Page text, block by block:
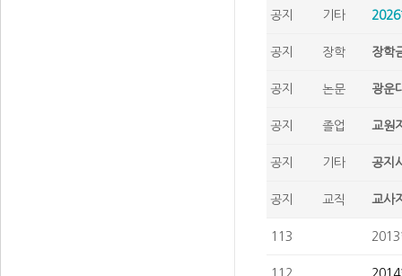
공지 기타 2026
공지 장학 장학
공지 논문 광운
공지 졸업 교원
공지 기타 공지
공지 교직 교사
113 2013
112 2014